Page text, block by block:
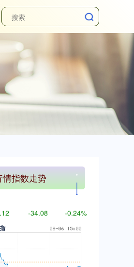
情指数走势
+0.57%
-0.24%